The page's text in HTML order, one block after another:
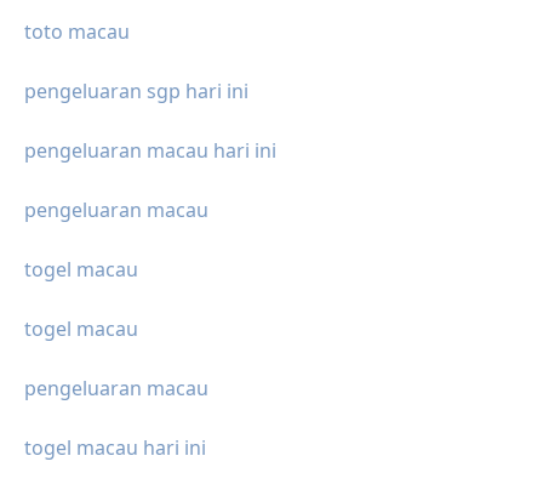
toto macau
pengeluaran sgp hari ini
pengeluaran macau hari ini
pengeluaran macau
togel macau
togel macau
pengeluaran macau
togel macau hari ini